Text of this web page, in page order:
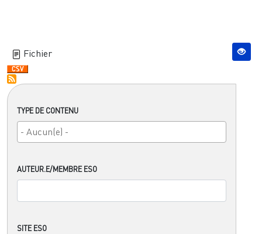
TYPE DE CONTENU
AUTEUR.E/MEMBRE ESO
SITE ESO
Fichier